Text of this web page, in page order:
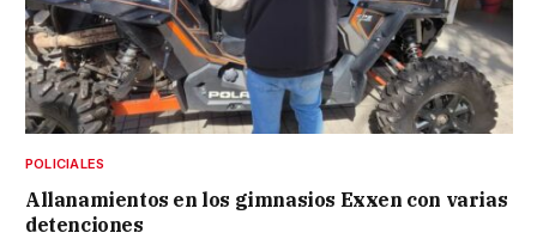
POLICIALES
Allanamientos en los gimnasios Exxen con varias
detenciones